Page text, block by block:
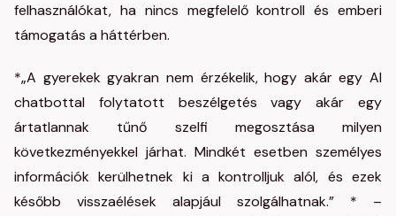
felhasználókat, ha nincs megfelelő kontroll és emberi
támogatás a háttérben.
*„A gyerekek gyakran nem érzékelik, hogy akár egy AI
chatbottal folytatott beszélgetés vagy akár egy
ártatlannak tűnő szelfi megosztása milyen
következményekkel járhat. Mindkét esetben személyes
információk kerülhetnek ki a kontrolljuk alól, és ezek
később visszaélések alapjául szolgálhatnak.” * –